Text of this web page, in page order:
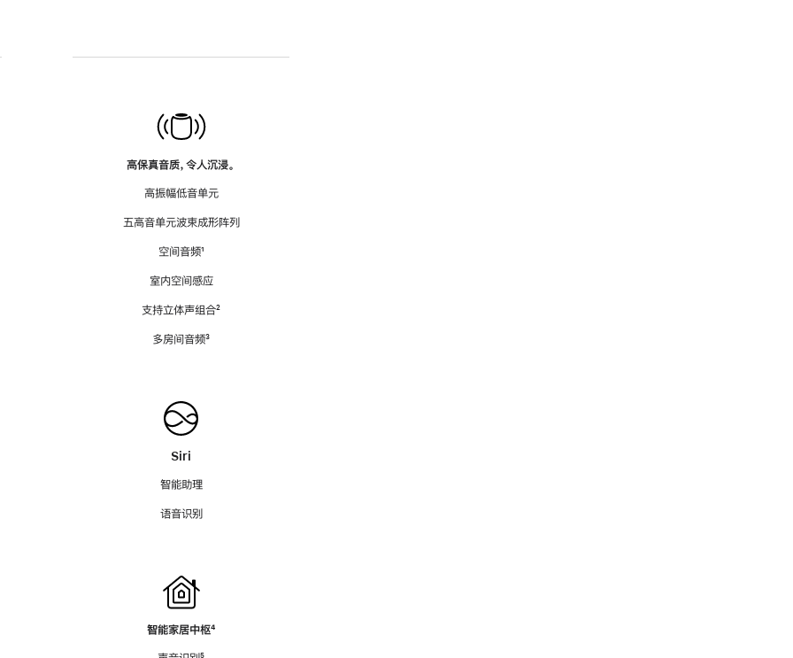
高保真音质，令人沉浸。
高振幅低音单元
五高音单元波束成形阵列
空间音频脚
¹
室内空间感应
支持立体声组合脚
²
多房间音频脚
³
Siri
智能助理
语音识别
智能家居中枢脚
⁴